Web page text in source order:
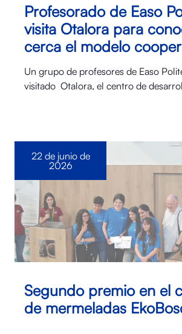
Profesorado de Easo
visita Otalora para
cerca el modelo
Un grupo de profesores de Easo
visitado Otalora⁠, el centro de
Segundo premio en el
de mermeladas
22 de junio de
2026